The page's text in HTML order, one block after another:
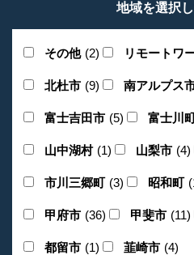
地域を選択
その他 (2) リモートワ
北杜市 (9) 南アルプス
富士吉田市 (5) 富士川
山中湖村 (1) 山梨市 (4)
市川三郷町 (3) 昭和町
甲府市 (36) 甲斐市 (11)
都留市 (1) 韮崎市 (4)